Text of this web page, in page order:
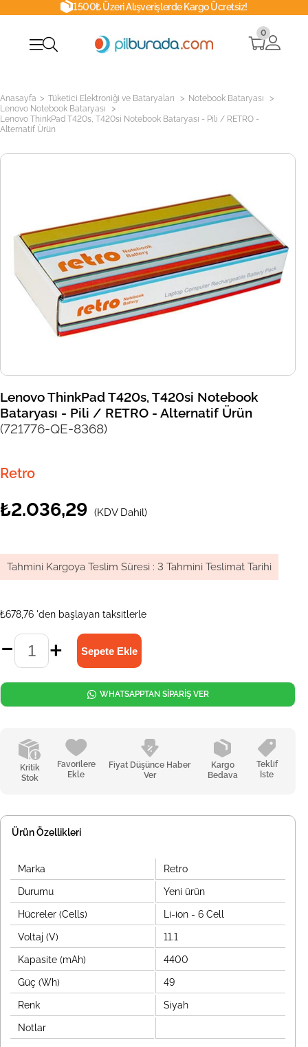
1500₺ Üzeri Alışverişlerde Kargo Ücretsiz!
0
Anasayfa > Tüketici Elektroniği ve Bataryaları > Notebook Bataryası >
Lenovo Notebook Bataryası >
Lenovo ThinkPad T420s, T420si Notebook Bataryası - Pili / RETRO -
Alternatif Ürün
Lenovo ThinkPad T420s, T420si Notebook
Bataryası - Pili / RETRO - Alternatif Ürün
(721776-QE-8368)
Retro
₺2.036,29 (KDV Dahil)
Tahmini Kargoya Teslim Süresi : 3 Tahmini Teslimat Tarihi
₺678,76 'den başlayan taksitlerle
Kritik
Stok
Favorilere
Ekle
Fiyat Düşünce Haber
Ver
Kargo
Bedava
Teklif
İste
WHATSAPPTAN SİPARİŞ VER
Ürün Özellikleri
Marka Retro
Durumu Yeni ürün
Hücreler (Cells) Li-ion - 6 Cell
Voltaj (V) 11.1
Kapasite (mAh) 4400
Güç (Wh) 49
Renk Siyah
Notlar